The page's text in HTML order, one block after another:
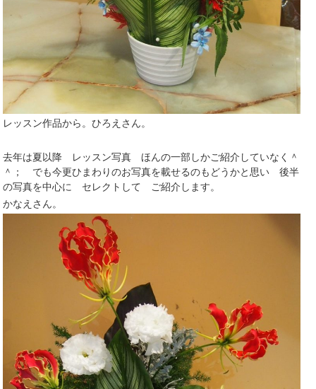
レッスン作品から。ひろえさん。
去年は夏以降 レッスン写真 ほんの一部しかご紹介していなく＾
＾； でも今更ひまわりのお写真を載せるのもどうかと思い 後半
の写真を中心に セレクトして ご紹介します。
かなえさん。